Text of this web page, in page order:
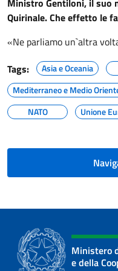
Ministro Gentiloni, il suo
Quirinale. Che effetto le
«Ne parliamo un`altra
Tags:
Asia e Oceania
Mediterraneo e Medio
NATO
Unione
Ministero
e della